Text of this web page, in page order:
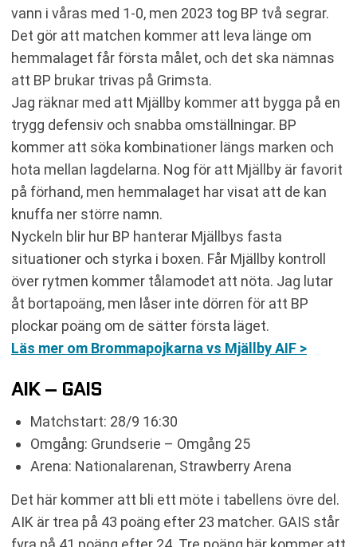
vann i våras med 1-0, men 2023 tog BP två segrar.
Det gör att matchen kommer att leva länge om
hemmalaget får första målet, och det ska nämnas
att BP brukar trivas på Grimsta.
Jag räknar med att Mjällby kommer att bygga på en
trygg defensiv och snabba omställningar. BP
kommer att söka kombinationer längs marken och
hota mellan lagdelarna. Nog för att Mjällby är favorit
på förhand, men hemmalaget har visat att de kan
knuffa ner större namn.
Nyckeln blir hur BP hanterar Mjällbys fasta
situationer och styrka i boxen. Får Mjällby kontroll
över rytmen kommer tålamodet att nöta. Jag lutar
åt bortapoäng, men låser inte dörren för att BP
plockar poäng om de sätter första läget.
Läs mer om Brommapojkarna vs Mjällby AIF >
AIK – GAIS
Matchstart: 28/9 16:30
Omgång: Grundserie – Omgång 25
Arena: Nationalarenan, Strawberry Arena
Det här kommer att bli ett möte i tabellens övre del.
AIK är trea på 43 poäng efter 23 matcher. GAIS står